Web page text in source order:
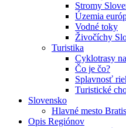
Stromy
Územia
Vodné toky
Živočíchy
Turistika
Cyklotrasy
Čo je čo?
Splavnosť
Turistické
Slovensko
Hlavné mesto
Opis Regiónov